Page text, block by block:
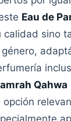
Eau de
calidad sino
Qahwa